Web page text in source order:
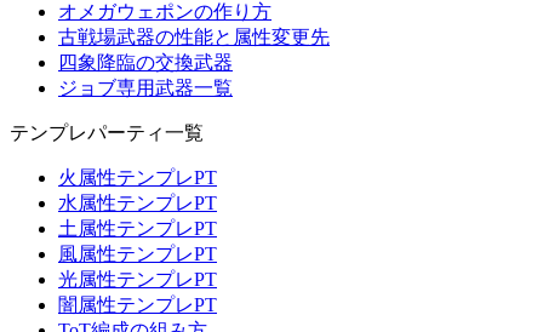
オメガウェポンの作り方
古戦場武器の性能と属性変更先
四象降臨の交換武器
ジョブ専用武器一覧
テンプレパーティ一覧
火属性テンプレPT
水属性テンプレPT
土属性テンプレPT
風属性テンプレPT
光属性テンプレPT
闇属性テンプレPT